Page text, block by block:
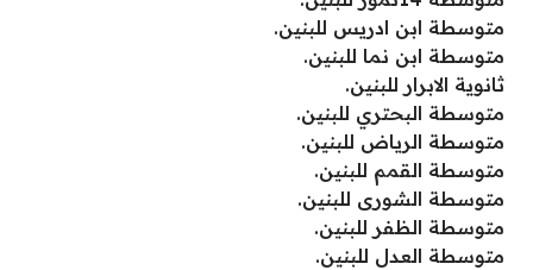
متوسطة ابن ادريس للبنين.
متوسطة ابن نما للبنين.
ثانوية الابرار للبنين.
متوسطة البحتري للبنين.
متوسطة الرياض للبنين.
متوسطة القمم للبنين.
متوسطة الشورى للبنين.
متوسطة الظفر للبنين.
متوسطة العدل للبنين.